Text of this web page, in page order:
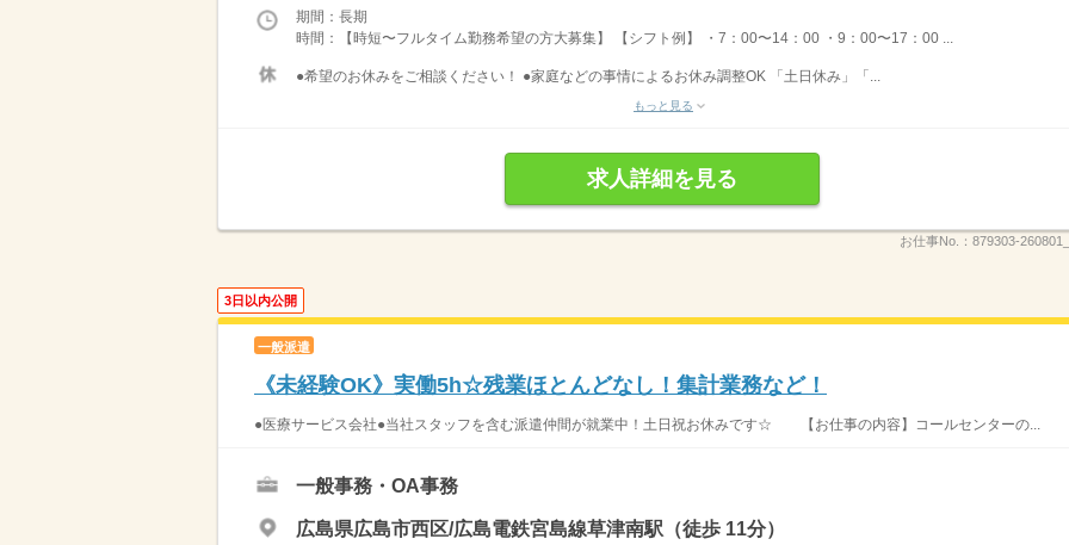
期間：長期
時間：【時短〜フルタイム勤務希望の方大募集】 【シフト例】 ・7：00〜14：00 ・9：00〜17：00 ...
●希望のお休みをご相談ください！ ●家庭などの事情によるお休み調整OK 「土日休み」「...
もっと見る
求人詳細を見る
お仕事No.： 879303-
3日以内公開
一般派遣
《未経験OK》実働5h☆残業ほとんどなし！集計業務など！
●医療サービス会社●当社スタッフを含む派遣仲間が就業中！土日祝お休みです☆ 【お仕事の内容】コールセンターの...
一般事務・OA事務
広島県広島市西区/広島電鉄宮島線草津南駅（徒歩 11分）